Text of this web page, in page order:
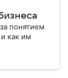
понятием
как им